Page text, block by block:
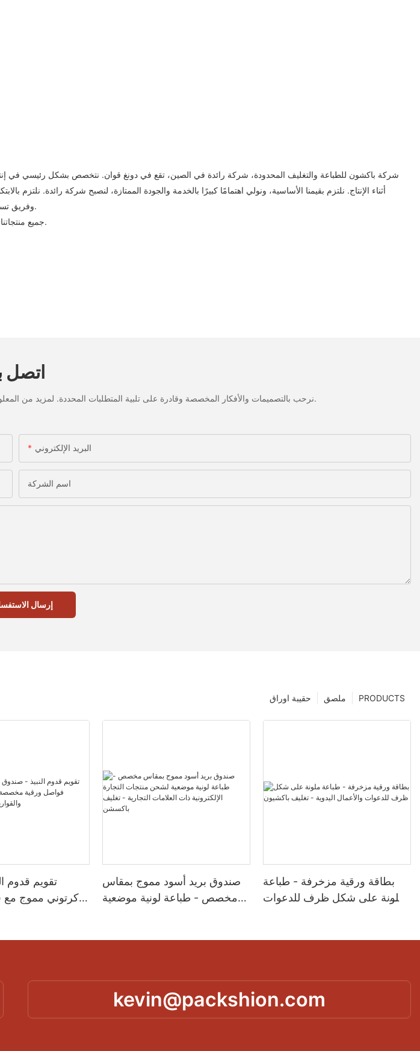
شركة باكشون للطباعة والتغليف المحدودة، شركة رائدة في الصين، تقع في دونغ قوان. نتخصص بشكل رئيسي في إنتاج
أثناء الإنتاج. نلتزم بقيمنا الأساسية، ونولي اهتمامًا كبيرًا بالخدمة والجودة الممتازة، لنصبح شركة رائدة.
وفريق تسويق متمرسًا لتعزيز إنتاج وبيع المنتجات. نقدم حلولًا شاملة ومعقولة تلبي احتياجات عملائنا ومتطلباتهم الخاصة.
جميع منتجاتنا مؤهلة وتُباع مباشرةً من المصنع. نرحب بجميع الأصدقاء من مختلف مناحي الحياة للتواصل معنا والاستشارات.
اتصل
نرحب بالتصميمات والأفكار المخصصة وقادرة على تلبية المتطلبات المحددة. لمزيد من المعلومات، يرجى زيارة الموقع الإلكتروني أو الاتصال بنا مباشرة مع أسئلة أو استفسارات.
البريد الإلكتروني
اسم الشركة
إرسال
PRODUCTS ملصق حقيبة اوراق
تقويم قدوم
كرتوني مموج مع
صندوق بريد أسود مموج بمقاس
مخصص - طباعة لونية موضعية
بطاقة ورقية مزخرفة - طباعة
ملونة على شكل ظرف للدعوات
kevin@packshion.com